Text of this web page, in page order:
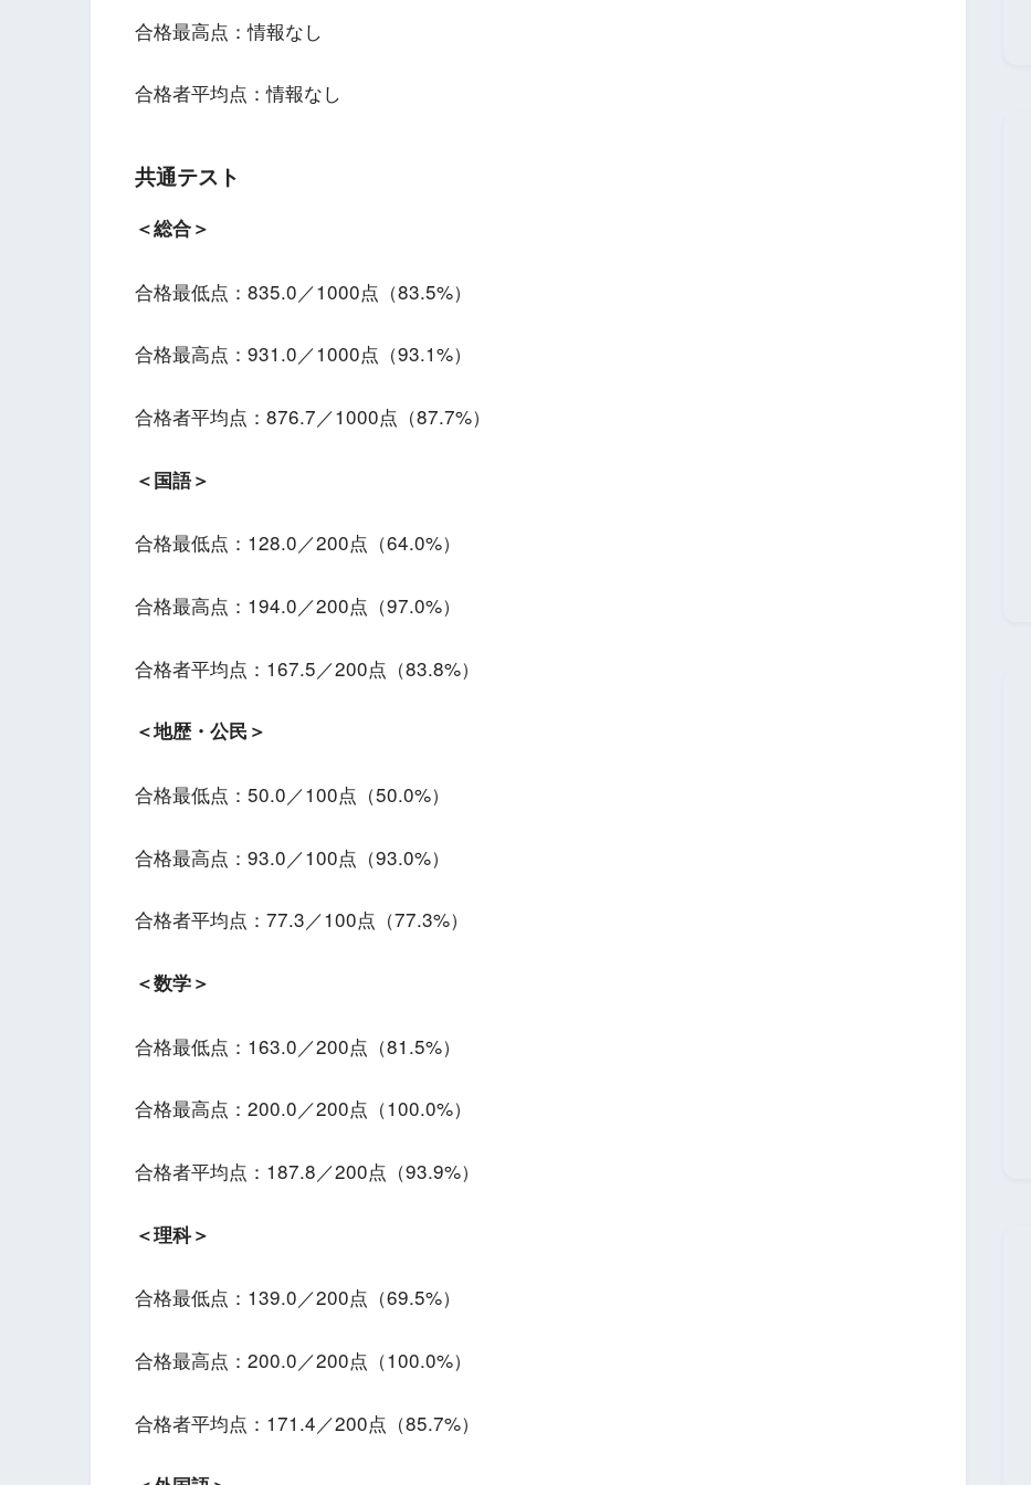
合格最高点：情報なし
合格者平均点：情報なし
共通テスト
＜総合＞
合格最低点：835.0／1000点（83.5%）
合格最高点：931.0／1000点（93.1%）
合格者平均点：876.7／1000点（87.7%）
＜国語＞
合格最低点：128.0／200点（64.0%）
合格最高点：194.0／200点（97.0%）
合格者平均点：167.5／200点（83.8%）
＜地歴・公民＞
合格最低点：50.0／100点（50.0%）
合格最高点：93.0／100点（93.0%）
合格者平均点：77.3／100点（77.3%）
＜数学＞
合格最低点：163.0／200点（81.5%）
合格最高点：200.0／200点（100.0%）
合格者平均点：187.8／200点（93.9%）
＜理科＞
合格最低点：139.0／200点（69.5%）
合格最高点：200.0／200点（100.0%）
合格者平均点：171.4／200点（85.7%）